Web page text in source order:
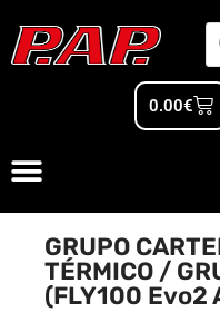
0.00€
GRUPO
TÉRMICO /
(FLY100 Evo2